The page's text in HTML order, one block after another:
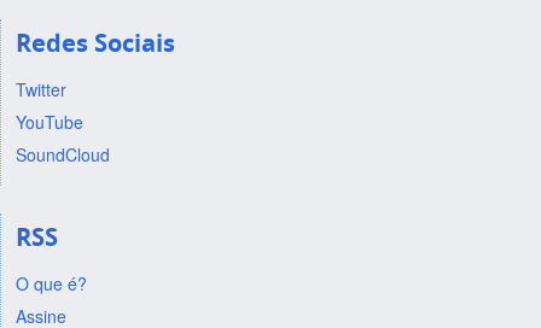
Redes Sociais
Twitter
YouTube
SoundCloud
RSS
O que é?
Assine